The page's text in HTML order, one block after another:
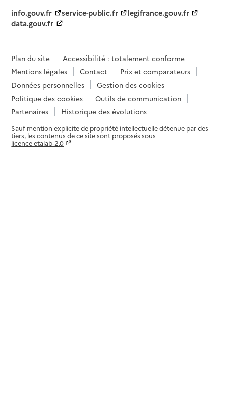
info.gouv.fr
service-public.fr
legifrance.gouv.fr
data.gouv.fr
Plan du site
Accessibilité : totalement conforme
Mentions légales
Contact
Prix et comparateurs
Données personnelles
Gestion des cookies
Politique des cookies
Outils de communication
Partenaires
Historique des évolutions
Sauf mention explicite de propriété intellectuelle détenue par des
tiers, les contenus de ce site sont proposés sous
licence etalab-2.0